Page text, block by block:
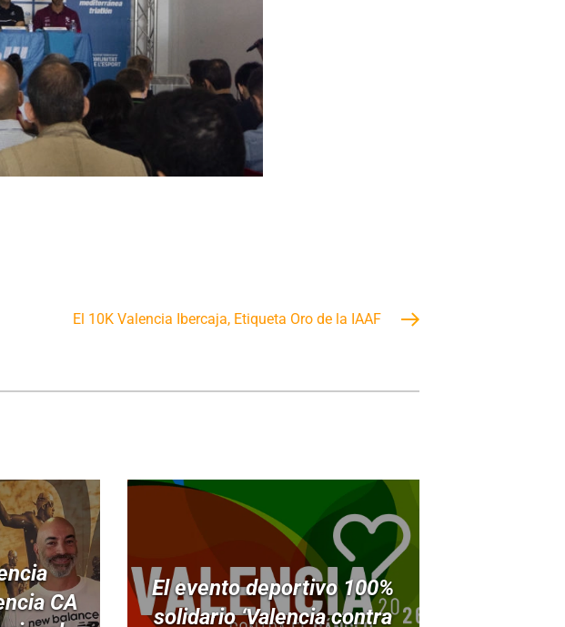
El 10K Valencia Ibercaja, Etiqueta Oro de la IAAF
CA
El evento deportivo 100%
solidario ‘Valencia contra